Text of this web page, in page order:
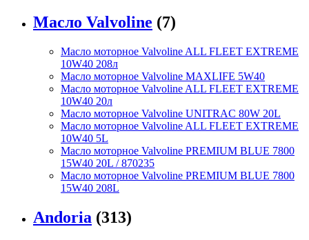
Масло Valvoline (7)
Масло моторное Valvoline ALL FLEET EXTREME
10W40 208л
Масло моторное Valvoline MAXLIFE 5W40
Масло моторное Valvoline ALL FLEET EXTREME
10W40 20л
Масло моторное Valvoline UNITRAC 80W 20L
Масло моторное Valvoline ALL FLEET EXTREME
10W40 5L
Масло моторное Valvoline PREMIUM BLUE 7800
15W40 20L / 870235
Масло моторное Valvoline PREMIUM BLUE 7800
15W40 208L
Andoria (313)